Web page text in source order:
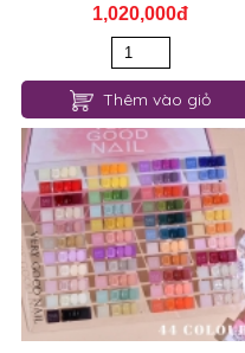
1,020,000đ
Thêm vào giỏ